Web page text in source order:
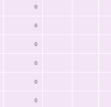
0
0
0
0
0
0